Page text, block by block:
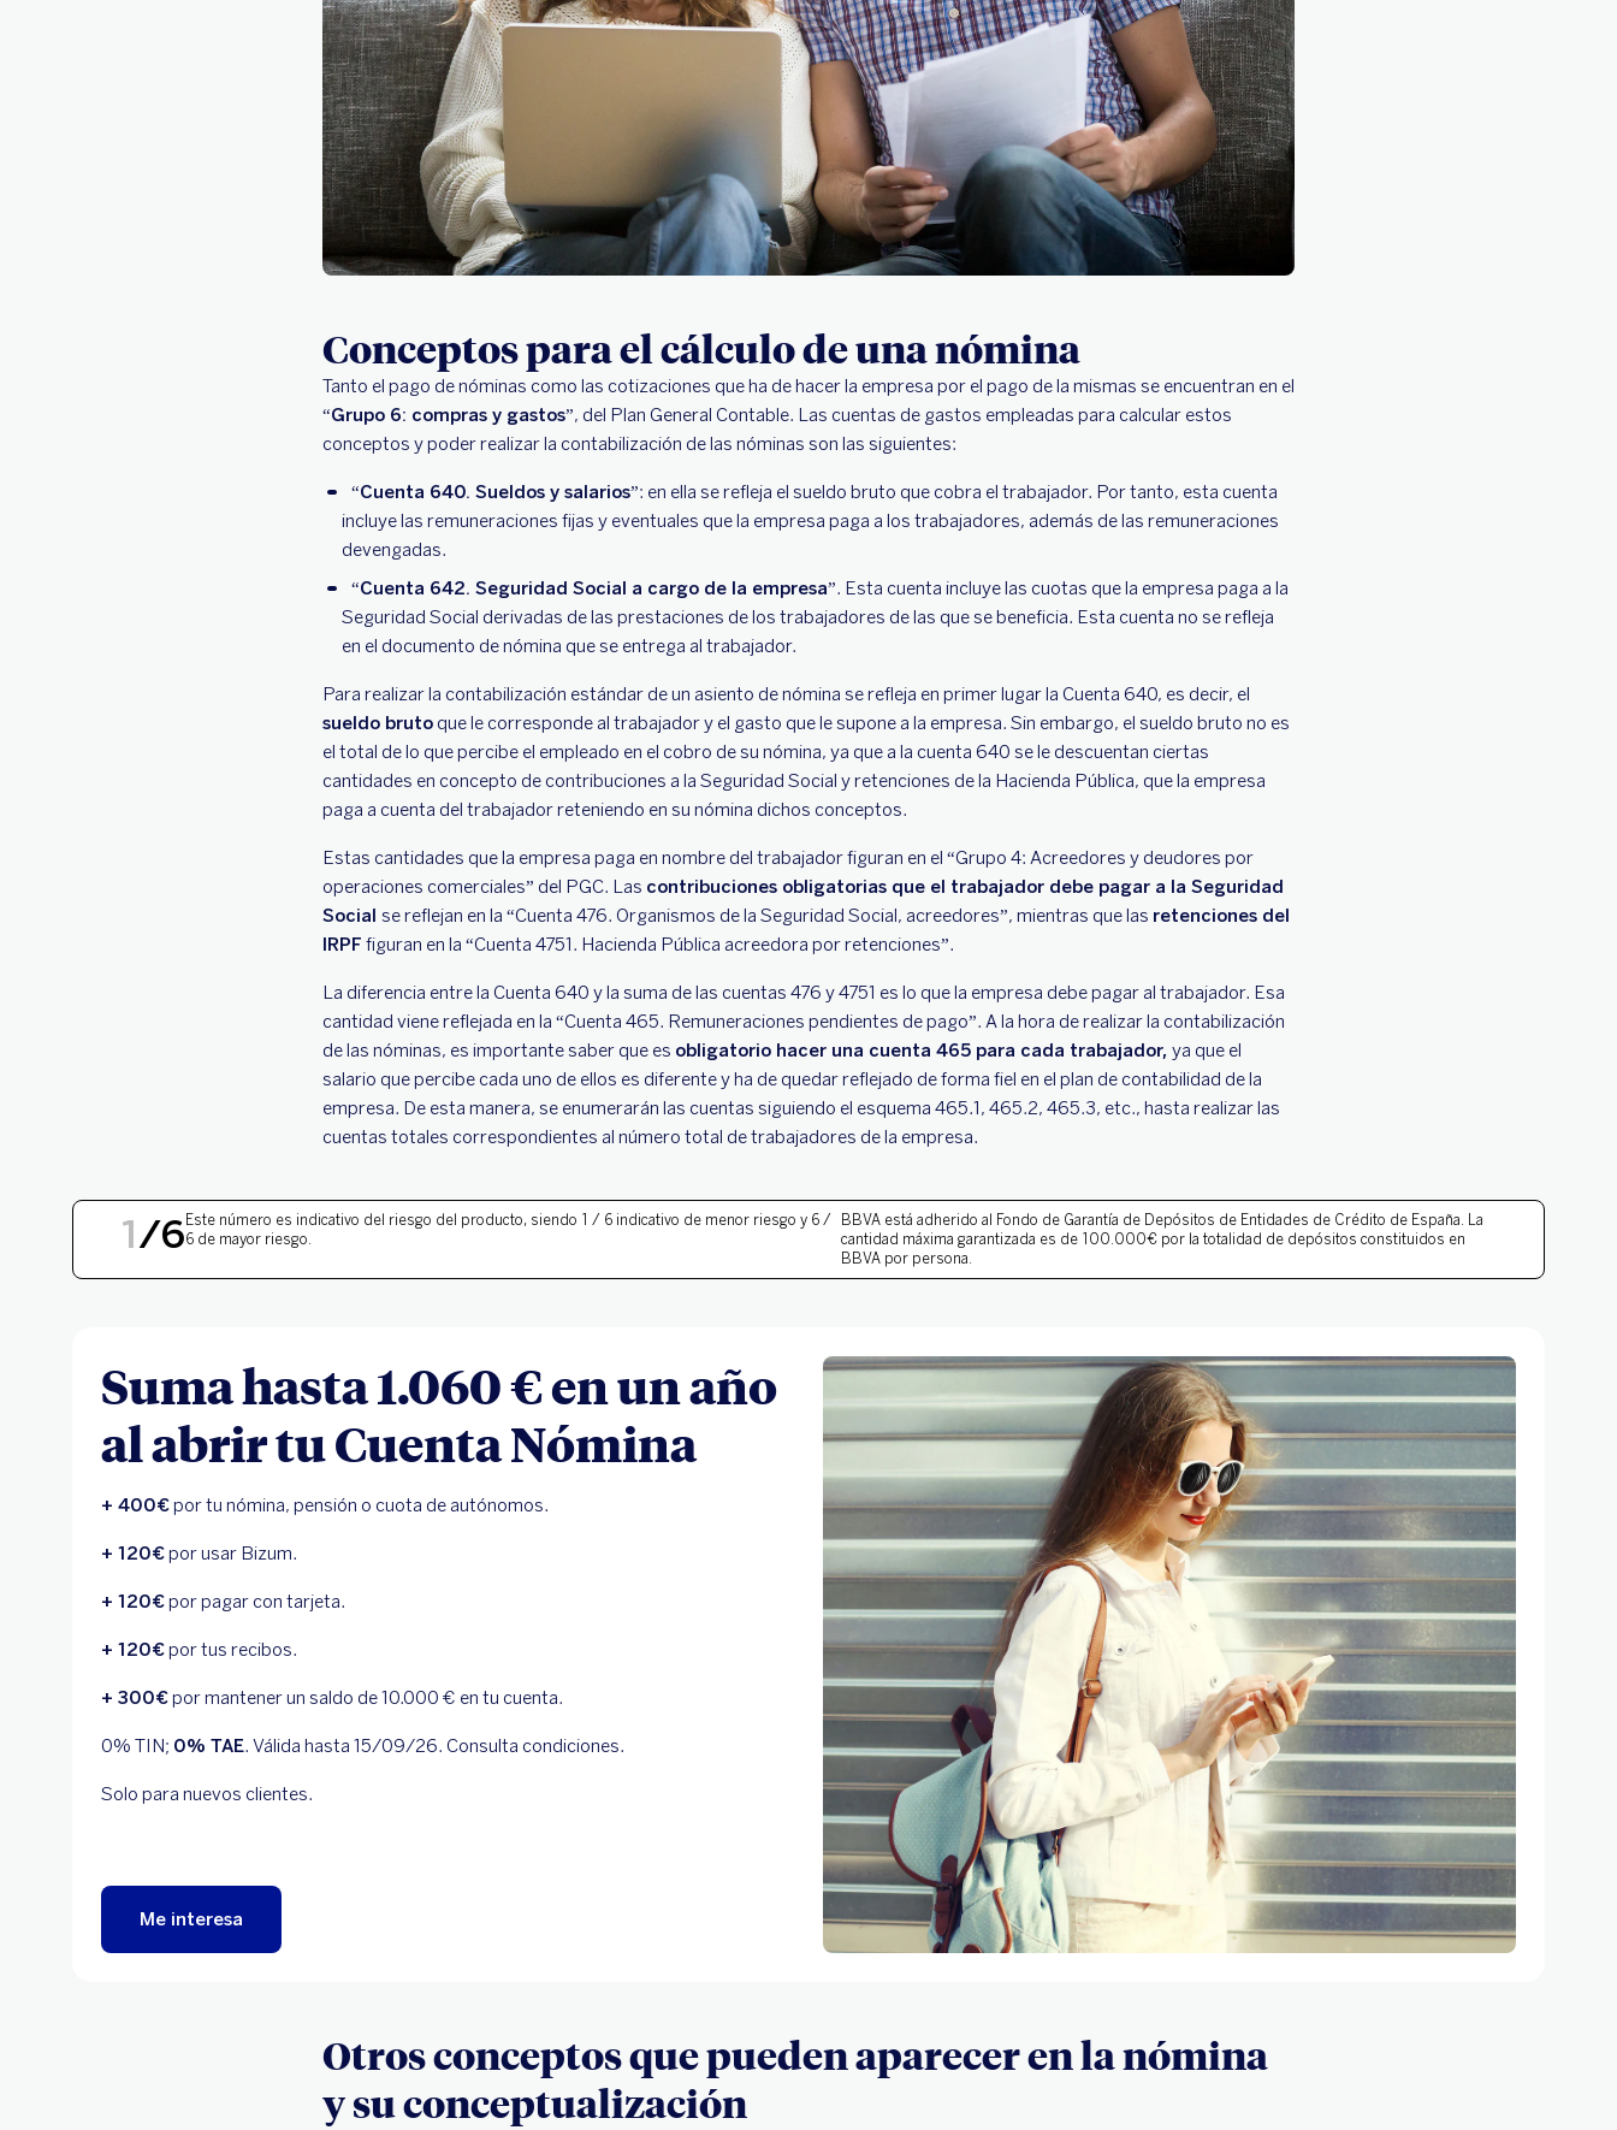
Conceptos para el cálculo de una nómina
Tanto el pago de nóminas como las cotizaciones que ha de hacer la empresa por el pago de la mismas se encuentran en el
“Grupo 6: compras y gastos”, del Plan General Contable. Las cuentas de gastos empleadas para calcular estos
conceptos y poder realizar la contabilización de las nóminas son las siguientes:
“Cuenta 640. Sueldos y salarios”: en ella se refleja el sueldo bruto que cobra el trabajador. Por tanto, esta cuenta
incluye las remuneraciones fijas y eventuales que la empresa paga a los trabajadores, además de las remuneraciones
devengadas.
“Cuenta 642. Seguridad Social a cargo de la empresa”. Esta cuenta incluye las cuotas que la empresa paga a la
Seguridad Social derivadas de las prestaciones de los trabajadores de las que se beneficia. Esta cuenta no se refleja
en el documento de nómina que se entrega al trabajador.
Para realizar la contabilización estándar de un asiento de nómina se refleja en primer lugar la Cuenta 640, es decir, el
sueldo bruto que le corresponde al trabajador y el gasto que le supone a la empresa. Sin embargo, el sueldo bruto no es
el total de lo que percibe el empleado en el cobro de su nómina, ya que a la cuenta 640 se le descuentan ciertas
cantidades en concepto de contribuciones a la Seguridad Social y retenciones de la Hacienda Pública, que la empresa
paga a cuenta del trabajador reteniendo en su nómina dichos conceptos.
Estas cantidades que la empresa paga en nombre del trabajador figuran en el “Grupo 4: Acreedores y deudores por
operaciones comerciales” del PGC. Las contribuciones obligatorias que el trabajador debe pagar a la Seguridad
Social se reflejan en la “Cuenta 476. Organismos de la Seguridad Social, acreedores”, mientras que las retenciones del
IRPF figuran en la “Cuenta 4751. Hacienda Pública acreedora por retenciones”.
La diferencia entre la Cuenta 640 y la suma de las cuentas 476 y 4751 es lo que la empresa debe pagar al trabajador. Esa
cantidad viene reflejada en la “Cuenta 465. Remuneraciones pendientes de pago”. A la hora de realizar la contabilización
de las nóminas, es importante saber que es obligatorio hacer una cuenta 465 para cada trabajador, ya que el
salario que percibe cada uno de ellos es diferente y ha de quedar reflejado de forma fiel en el plan de contabilidad de la
empresa. De esta manera, se enumerarán las cuentas siguiendo el esquema 465.1, 465.2, 465.3, etc., hasta realizar las
cuentas totales correspondientes al número total de trabajadores de la empresa.
1/6NIVEL DE RIESGO 1 DE 6
Este número es indicativo del riesgo del producto, siendo 1 / 6 indicativo de menor riesgo y 6 /
6 de mayor riesgo.
BBVA está adherido al Fondo de Garantía de Depósitos de Entidades de Crédito de España. La
cantidad máxima garantizada es de 100.000€ por la totalidad de depósitos constituidos en
BBVA por persona.
Suma hasta 1.060 € en un año
al abrir tu Cuenta Nómina
+ 400€por tu nómina, pensión o cuota de autónomos.
+ 120€por usar Bizum.
+ 120€por pagar con tarjeta.
+ 120€por tus recibos.
+ 300€por mantener un saldo de 10.000 € en tu cuenta.
0% TIN; 0% TAE. Válida hasta 15/09/26. Consulta condiciones.
Solo para nuevos clientes.
Me interesa
Otros conceptos que pueden aparecer en la nómina
y su conceptualización